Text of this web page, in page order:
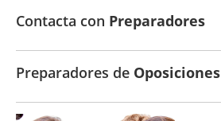
Contacta con Preparadores
Preparadores de Oposiciones